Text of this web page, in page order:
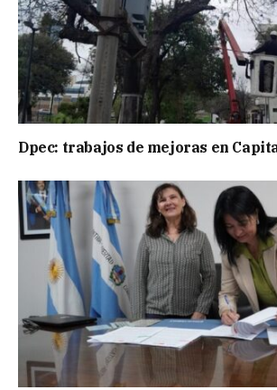
Dpec: trabajos de mejoras en